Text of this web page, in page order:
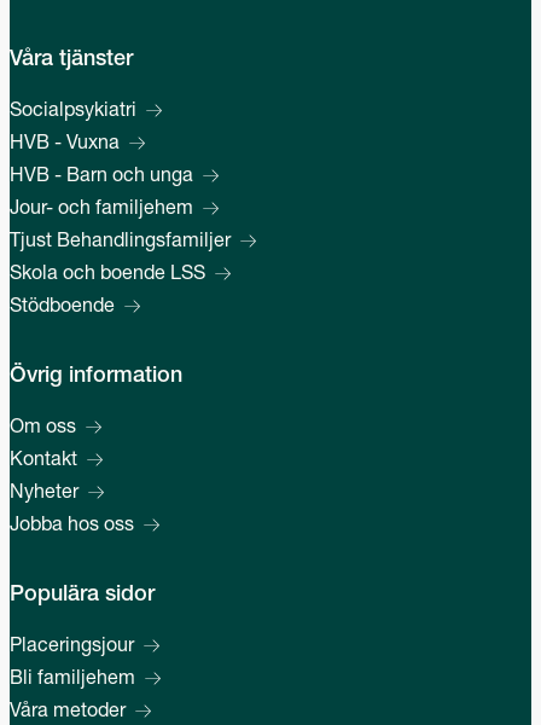
Våra tjänster
Socialpsykiatri
HVB - Vuxna
HVB - Barn och unga
Jour- och familjehem
Tjust Behandlingsfamiljer
Skola och boende LSS
Stödboende
Övrig information
Om oss
Kontakt
Nyheter
Jobba hos oss
Populära sidor
Placeringsjour
Bli familjehem
Våra metoder